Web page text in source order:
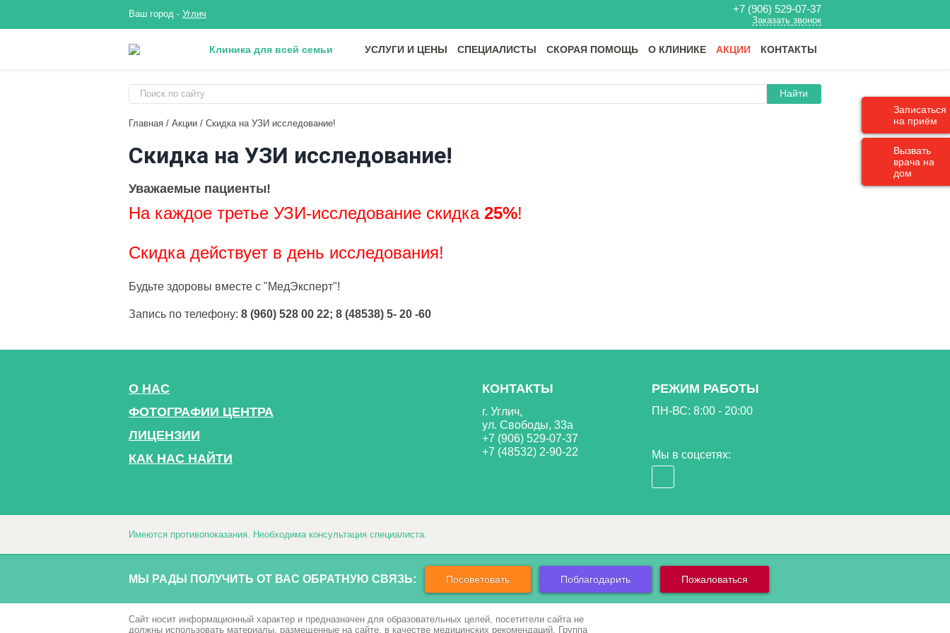
Записаться
на приём
Вызвать
врача на
дом
+7 (906) 529-07-37
Заказать звонок
Ваш город - Углич
Клиника для всей семьи УСЛУГИ И ЦЕНЫ СПЕЦИАЛИСТЫ СКОРАЯ ПОМОЩЬ О КЛИНИКЕ АКЦИИ КОНТАКТЫ
Найти
Главная / Акции / Скидка на УЗИ исследование!
Скидка на УЗИ исследование!
Уважаемые пациенты!
На каждое третье УЗИ-исследование скидка 25%!
Скидка действует в день исследования!
Будьте здоровы вместе с "МедЭксперт"!
Запись по телефону: 8 (960) 528 00 22; 8 (48538) 5- 20 -60
О НАС
ФОТОГРАФИИ ЦЕНТРА
ЛИЦЕНЗИИ
КАК НАС НАЙТИ
КОНТАКТЫ
г. Углич,
ул. Свободы, 33а
+7 (906) 529-07-37
+7 (48532) 2-90-22
РЕЖИМ РАБОТЫ
ПН-ВС: 8:00 - 20:00
Мы в соцсетях:
Имеются противопоказания. Необходима консультация специалиста.
МЫ РАДЫ ПОЛУЧИТЬ ОТ ВАС ОБРАТНУЮ СВЯЗЬ: Посоветовать Поблагодарить Пожаловаться
Сайт носит информационный характер и предназначен для образовательных целей, посетители сайта не
должны использовать материалы, размещенные на сайте, в качестве медицинских рекомендаций. Группа